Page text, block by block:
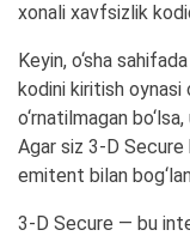
xonali xavfsizlik
Keyin, o‘sha
kodini kiritish
o‘rnatilmagan
Agar siz 3-D Secure
emitent bilan
3-D Secure — bu